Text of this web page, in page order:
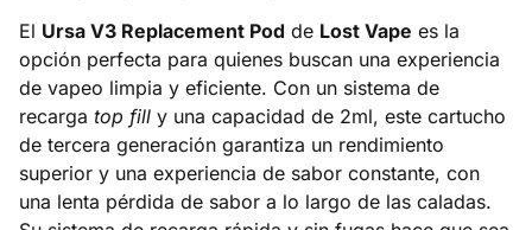
El Ursa V3 Replacement Pod de Lost Vape es la
opción perfecta para quienes buscan una experiencia
de vapeo limpia y eficiente. Con un sistema de
recarga top fill y una capacidad de 2ml, este cartucho
de tercera generación garantiza un rendimiento
superior y una experiencia de sabor constante, con
una lenta pérdida de sabor a lo largo de las caladas.